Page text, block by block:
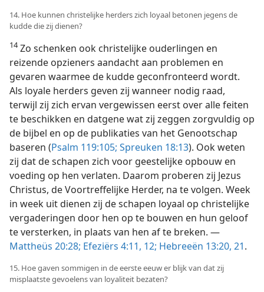
14. Hoe kunnen christelijke herders zich loyaal betonen jegens de
kudde die zij dienen?
14Zo schenken ook christelijke ouderlingen en
reizende opzieners aandacht aan problemen en
gevaren waarmee de kudde geconfronteerd wordt.
Als loyale herders geven zij wanneer nodig raad,
terwijl zij zich ervan vergewissen eerst over alle feiten
te beschikken en datgene wat zij zeggen zorgvuldig op
de bijbel en op de publikaties van het Genootschap
baseren (Psalm 119:105; Spreuken 18:13). Ook weten
zij dat de schapen zich voor geestelijke opbouw en
voeding op hen verlaten. Daarom proberen zij Jezus
Christus, de Voortreffelijke Herder, na te volgen. Week
in week uit dienen zij de schapen loyaal op christelijke
vergaderingen door hen op te bouwen en hun geloof
te versterken, in plaats van hen af te breken. —
Mattheüs 20:28; Efeziërs 4:11, 12; Hebreeën 13:20, 21.
15. Hoe gaven sommigen in de eerste eeuw er blijk van dat zij
misplaatste gevoelens van loyaliteit bezaten?